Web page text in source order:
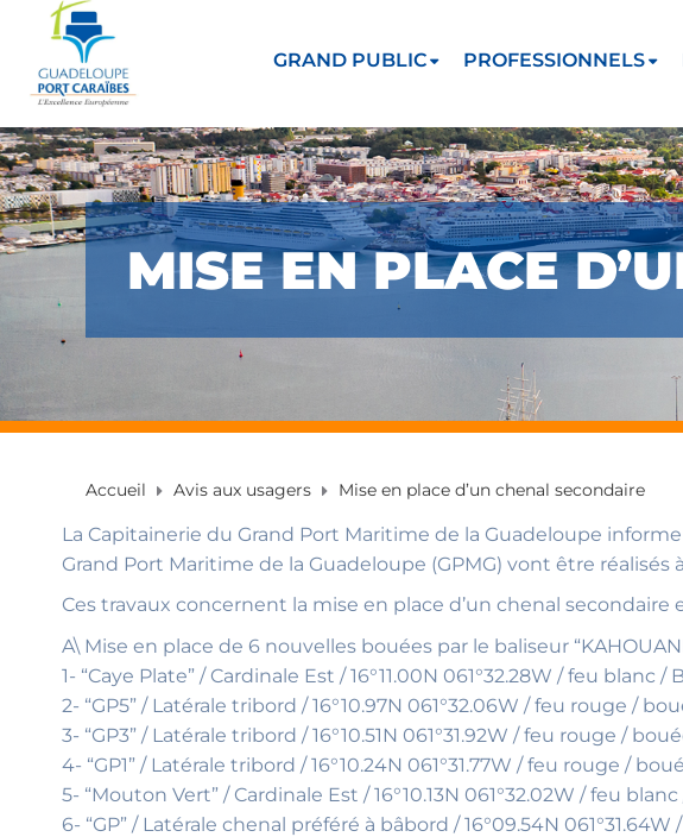
GRAND PUBLIC PROFESSIONNELS
MISE EN PLACE
Accueil Avis aux usagers Mise en place d’un chenal secondaire
La Capitainerie du Grand Port Maritime de la Guadeloupe
Grand Port Maritime de la Guadeloupe (GPMG) vont être réalisés
Ces travaux concernent la mise en place d’un chenal
A\ Mise en place de 6 nouvelles bouées par le baliseur
1- “Caye Plate” / Cardinale Est / 16°11.00N 061°32.28W / feu blanc
2- “GP5” / Latérale tribord / 16°10.97N 061°32.06W / feu rouge /
3- “GP3” / Latérale tribord / 16°10.51N 061°31.92W / feu rouge /
4- “GP1” / Latérale tribord / 16°10.24N 061°31.77W / feu rouge /
5- “Mouton Vert” / Cardinale Est / 16°10.13N 061°32.02W / feu
6- “GP” / Latérale chenal préféré à bâbord / 16°09.54N